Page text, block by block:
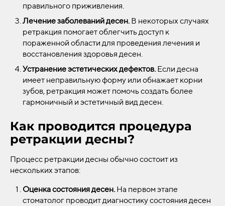
правильного приживления.
Лечение заболеваний десен. В некоторых случаях
ретракция помогает облегчить доступ к
пораженной области для проведения лечения и
восстановления здоровья десен.
Устранение эстетических дефектов. Если десна
имеет неправильную форму или обнажает корни
зубов, ретракция может помочь создать более
гармоничный и эстетичный вид десен.
Как проводится процедура
ретракции десны?
Процесс ретракции десны обычно состоит из
нескольких этапов:
Оценка состояния десен. На первом этапе
стоматолог проводит диагностику состояния десен